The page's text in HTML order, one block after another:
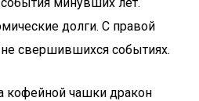
долги. С правой
свершившихся событиях.
кофейной чашки дракон